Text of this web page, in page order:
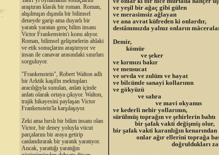
araştıran klasik bir roman. Roman,
alışılmışın dışında bir bilimsel
deneyde garip ama duyarlı bir
yaratık yaratan genç bilim insanı
Victor Frankenstein'ı konu alıyor.
Roman, bilimsel gelişmelerin ahlaki
ve etik sonuçlarını araştırıyor ve
insan ile canavar arasındaki sınırları
sorguluyor.
"Frankenstein", Robert Walton adlı
bir Arktik kaşifin mektupları
aracılığıyla sunulan, anlatı içinde
anlatı olarak ortaya çıkıyor. Walton,
trajik hikayesini paylaşan Victor
Frankenstein'la karşılaşıyor.
Zeki ama hırslı bir bilim insanı olan
Victor, bir deney yoluyla vücut
parçalarını bir araya getirip
canlandırarak bir yaratık yaratıyor.
Ancak, yarattığı yaratığın
ve yeşil bir ağaç gibi gülen
ve merasimsiz ağlayan
ve ana avrat küfreden ki onlardır,
destânımızda yalnız onların
Demir,
kömür
ve şeker
ve kırmızı bakır
ve mensucat
ve sevda ve zulüm ve hayat
ve bilcümle sanayi kollarının
ve gökyüzü
ve sahra
ve mavi okyanus
ve kederli nehir yollarının,
sürülmüş toprağın ve şehirlerin bahtı
bir şafak vakti değişmiş olur,
bir şafak vakti karanlığın kenarından
onlar ağır ellerini toprağa
doğruldukları